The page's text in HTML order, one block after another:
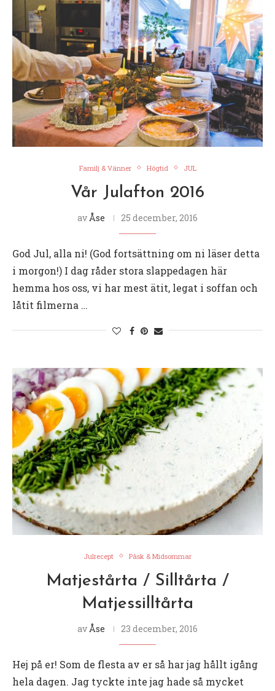
Familj & Vänner Högtid JUL
Vår Julafton 2016
av Åse 25 december, 2016
God Jul, alla ni! (God fortsättning om ni läser detta
i morgon!) I dag råder stora slappedagen här
hemma hos oss, vi har mest ätit, legat i soffan och
låtit filmerna …
Julrecept Påsk & Midsommar
Matjestårta / Silltårta /
Matjessilltårta
av Åse 23 december, 2016
Hej på er! Som de flesta av er så har jag hållt igång
hela dagen. Jag tyckte inte jag hade så mycket